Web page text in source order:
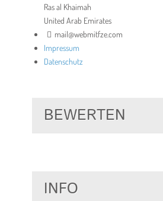
Ras al Khaimah
United Arab Emirates
mail@webmitfze.com
Impressum
Datenschutz
BEWERTEN
INFO